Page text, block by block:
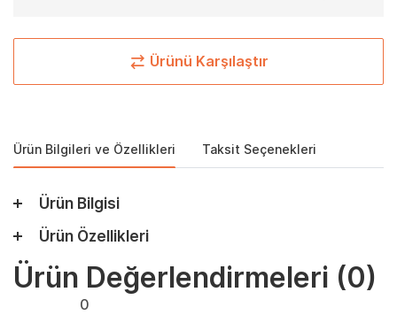
Ürünü Karşılaştır
Ürün Bilgileri ve Özellikleri Taksit Seçenekleri
Ürün Bilgisi
Ürün Özellikleri
Ürün Değerlendirmeleri (0)
0